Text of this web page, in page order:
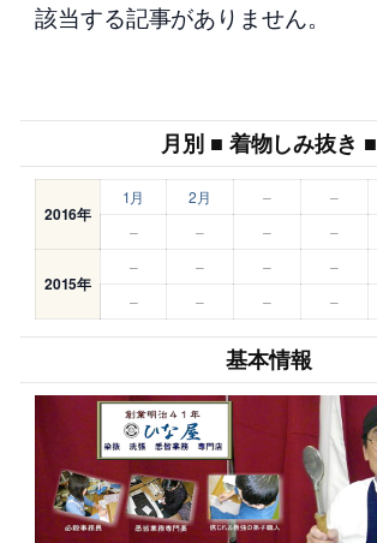
該当する記事がありません。
月別 ■ 着物しみ抜き ■
2016年
1月 2月 – –
–
– – –
2015年
– – – –
–
– – –
基本情報